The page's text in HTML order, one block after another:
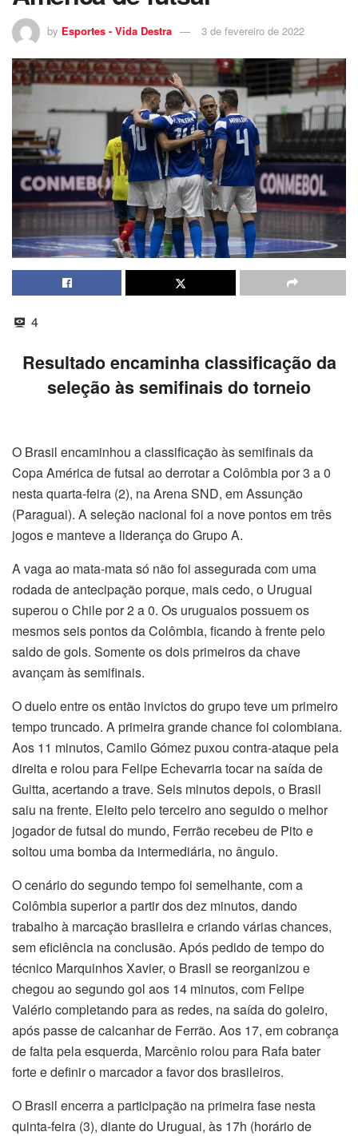
by Esportes - Vida Destra 3 de fevereiro de 2022
4
Resultado encaminha classificação da
seleção às semifinais do torneio
O Brasil encaminhou a classificação às semifinais da
Copa América de futsal ao derrotar a Colômbia por 3 a 0
nesta quarta-feira (2), na Arena SND, em Assunção
(Paraguai). A seleção nacional foi a nove pontos em três
jogos e manteve a liderança do Grupo A.
A vaga ao mata-mata só não foi assegurada com uma
rodada de antecipação porque, mais cedo, o Uruguai
superou o Chile por 2 a 0. Os uruguaios possuem os
mesmos seis pontos da Colômbia, ficando à frente pelo
saldo de gols. Somente os dois primeiros da chave
avançam às semifinais.
O duelo entre os então invictos do grupo teve um primeiro
tempo truncado. A primeira grande chance foi colombiana.
Aos 11 minutos, Camilo Gómez puxou contra-ataque pela
direita e rolou para Felipe Echevarria tocar na saída de
Guitta, acertando a trave. Seis minutos depois, o Brasil
saiu na frente. Eleito pelo terceiro ano seguido o melhor
jogador de futsal do mundo, Ferrão recebeu de Pito e
soltou uma bomba da intermediária, no ângulo.
O cenário do segundo tempo foi semelhante, com a
Colômbia superior a partir dos dez minutos, dando
trabalho à marcação brasileira e criando várias chances,
sem eficiência na conclusão. Após pedido de tempo do
técnico Marquinhos Xavier, o Brasil se reorganizou e
chegou ao segundo gol aos 14 minutos, com Felipe
Valério completando para as redes, na saída do goleiro,
após passe de calcanhar de Ferrão. Aos 17, em cobrança
de falta pela esquerda, Marcênio rolou para Rafa bater
forte e definir o marcador a favor dos brasileiros.
O Brasil encerra a participação na primeira fase nesta
quinta-feira (3), diante do Uruguai, às 17h (horário de